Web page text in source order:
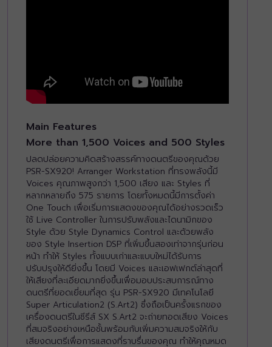
Main Features
More than 1,500 Voices and 500 Styles
ปลดปล่อยความคิดสร้างสรรค์ทางดนตรีของคุณด้วย
PSR-SX920! Arranger Workstation ที่ทรงพลังนี้มี
Voices คุณภาพสูงกว่า 1,500 เสียง และ Styles ที่
หลากหลายถึง 575 รายการ โดยทั้งหมดนี้มีการตั้งค่า
One Touch เพื่อเริ่มการแสดงของคุณได้อย่างรวดเร็ว
ใช้ Live Controller ในการปรับพลังและไดนามิกของ
Style ด้วย Style Dynamics Control และด้วยพลัง
ของ Style Insertion DSP ที่เพิ่มขึ้นสองเท่าจากรุ่นก่อน
หน้า ทำให้ Styles ทั้งแบบเก่าและแบบใหม่ได้รับการ
ปรับปรุงให้ดียิ่งขึ้น โดยมี Voices และเอฟเฟกต์ล่าสุดที่
ให้เสียงที่ละเอียดมากยิ่งขึ้นเพื่อมอบประสบการณ์ทาง
ดนตรีที่ยอดเยี่ยมที่สุด รุ่น PSR-SX920 มีเทคโนโลยี
Super Articulation2 (S.Art2) ซึ่งถือเป็นครั้งแรกของ
เครื่องดนตรีในซีรีส์ SX S.Art2 จะถ่ายทอดเสียง Voices
ที่สมจริงอย่างเหนือชั้นพร้อมกับเพิ่มความสมจริงให้กับ
เสียงดนตรีเพื่อการแสดงที่ราบรื่นของคุณ ทำให้คุณหมด